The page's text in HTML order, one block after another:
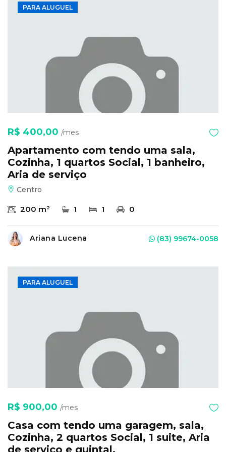
PARA ALUGUEL
R$ 400,00 /mes
Apartamento com tendo uma sala,
Cozinha, 1 quartos Social, 1 banheiro,
Aria de serviço
Centro
200 m² 1 1 0
Ariana Lucena (83) 99674-0058
PARA ALUGUEL
R$ 900,00 /mes
Casa com tendo uma garagem, sala,
Cozinha, 2 quartos Social, 1 suite, Aria
de serviço e quintal.